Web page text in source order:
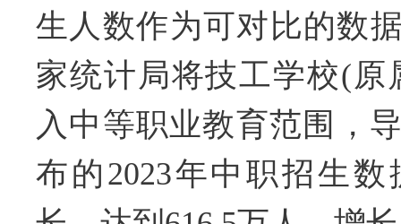
生人数作为可对比的数
家统计局将技工学校(原
入中等职业教育范围，
布的2023年中职招生